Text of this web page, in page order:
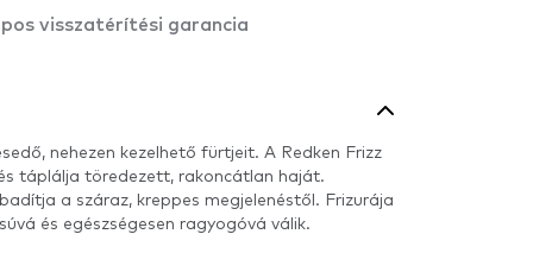
visszatérítési garancia
nehezen kezelhető fürtjeit. A Redken Frizz
táplálja töredezett, rakoncátlan haját.
a száraz, kreppes megjelenéstől. Frizurája
és egészségesen ragyogóvá válik.